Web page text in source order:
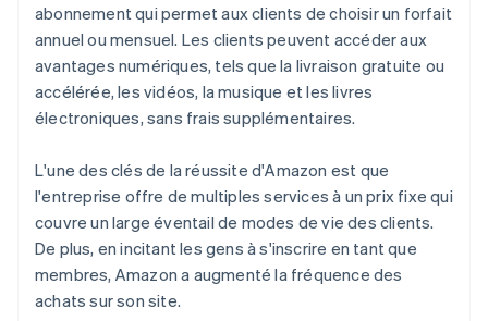
abonnement qui permet aux clients de choisir un forfait
annuel ou mensuel. Les clients peuvent accéder aux
avantages numériques, tels que la livraison gratuite ou
accélérée, les vidéos, la musique et les livres
électroniques, sans frais supplémentaires.
L'une des clés de la réussite d'Amazon est que
l'entreprise offre de multiples services à un prix fixe qui
couvre un large éventail de modes de vie des clients.
De plus, en incitant les gens à s'inscrire en tant que
membres, Amazon a augmenté la fréquence des
achats sur son site.